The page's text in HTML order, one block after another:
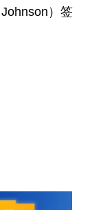
）签